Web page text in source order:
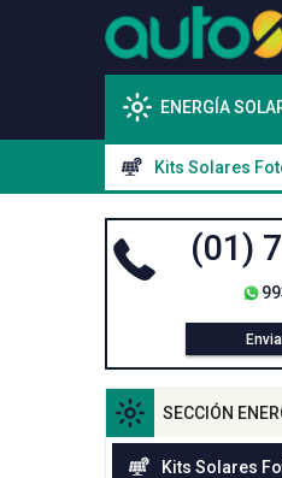
ENERGÍA
Kits Solares
(01)
SECCIÓN
Kits Solares